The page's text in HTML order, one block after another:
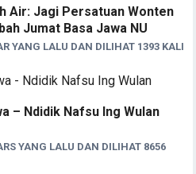
Air: Jagi Persatuan Wonten
Jumat Basa Jawa NU
YANG LALU DAN DILIHAT 1393 KALI
– Ndidik Nafsu Ing Wulan
YANG LALU DAN DILIHAT 8656